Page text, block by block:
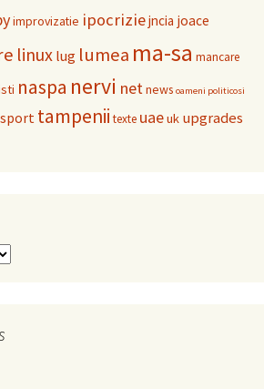
improvizatie ipocriziejncia joace
linux lug lumea ma-sa mancare
naspa nervi netnews oameni politicosi
sport tampenii texte uaeuk upgrades